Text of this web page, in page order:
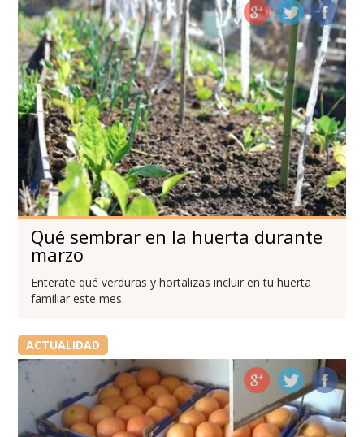
Qué sembrar en la huerta durante
marzo
Enterate qué verduras y hortalizas incluir en tu huerta
familiar este mes.
ACTUALIDAD